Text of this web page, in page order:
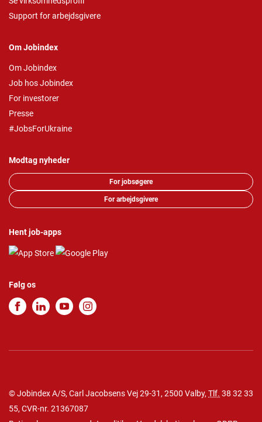
Support for arbejdsgivere
Om Jobindex
Om Jobindex
Job hos Jobindex
For investorer
Presse
#JobsForUkraine
Modtag nyheder
For jobsøgere
For arbejdsgivere
Hent job-apps
Følg os
© Jobindex A/S, Carl Jacobsens Vej 29-31, 2500 Valby, Tlf. 38 32 33
55, CVR-nr. 21367087